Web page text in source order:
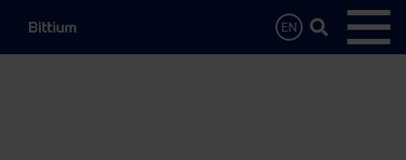
EN
Hae…
Avaa